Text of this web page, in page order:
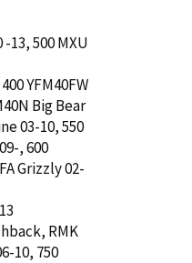
-13, 500 MXU
YFM40FW
Big Bear
03-10, 550
, 600
Grizzly 02-
RMK
10, 750